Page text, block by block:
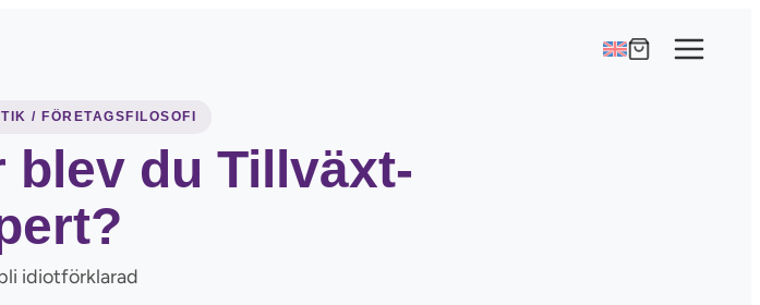
/ FÖRETAGSFILOSOFI
du Tillväxt-
idiotförklarad